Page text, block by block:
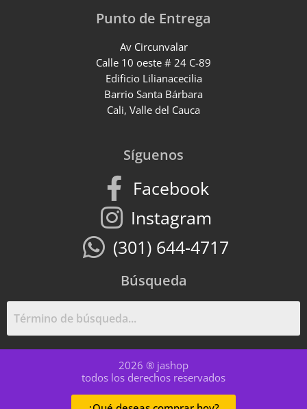
Punto de Entrega
Av Circunvalar
Calle 10 oeste # 24 C-89
Edificio Lilianacecilia
Barrio Santa Bárbara
Cali, Valle del Cauca
Síguenos
Facebook
Instagram
(301) 644-4717
Búsqueda
2026 ® jashop
todos los derechos reservados